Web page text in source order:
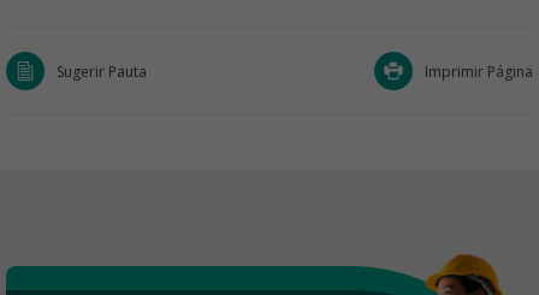
Sugerir Pauta Imprimir Página